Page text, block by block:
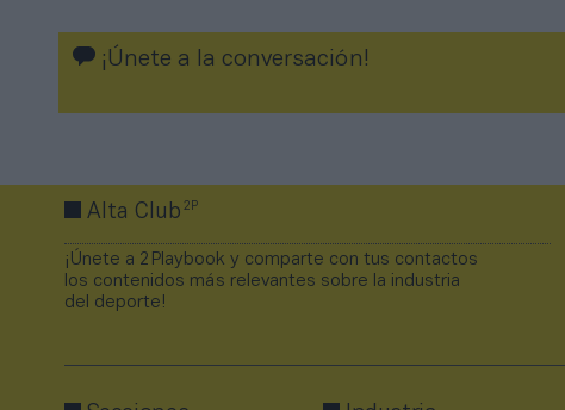
¡Únete a la conversación!
Alta Club2P
¡Únete a 2Playbook y comparte con tus contactos
los contenidos más relevantes sobre la industria
del deporte!